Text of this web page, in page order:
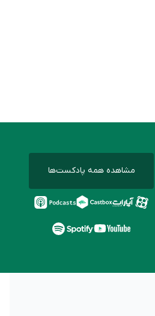
مشاهده همه پادکست‌ها